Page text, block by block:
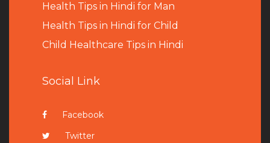
Health Tips in Hindi for Man
Health Tips in Hindi for Child
Child Healthcare Tips in Hindi
Social Link
Facebook
Twitter